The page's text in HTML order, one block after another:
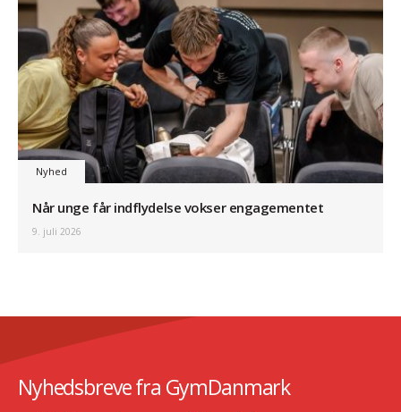
Nyhed
Når unge får indflydelse vokser engagementet
9. juli 2026
Nyhedsbreve fra GymDanmark